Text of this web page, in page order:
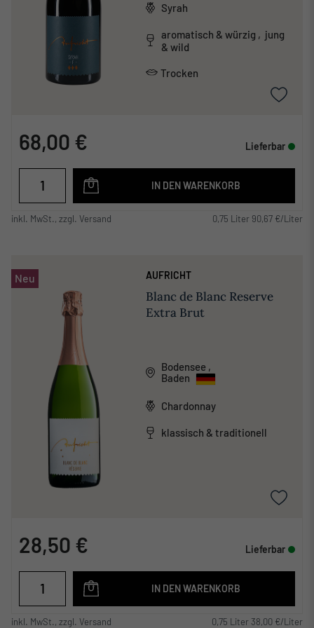
Syrah
aromatisch & würzig , jung
& wild
Trocken
68,00 € Lieferbar
IN DEN WARENKORB
inkl. MwSt., zzgl. Versand 0,75 Liter 90,67 €/Liter
Neu AUFRICHT
Blanc de Blanc Reserve
Extra Brut
Bodensee ,
Baden
Chardonnay
klassisch & traditionell
28,50 € Lieferbar
IN DEN WARENKORB
inkl. MwSt., zzgl. Versand 0,75 Liter 38,00 €/Liter